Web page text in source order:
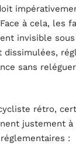
à cela, les
invisible
dissimulées,
sans
rétro,
justement
: